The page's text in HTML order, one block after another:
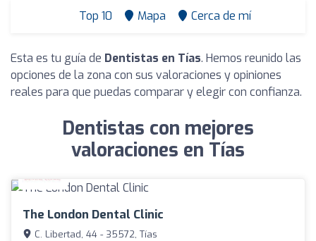
Top 10 Mapa Cerca de mí
Esta es tu guía de Dentistas en Tías. Hemos reunido las
opciones de la zona con sus valoraciones y opiniones
reales para que puedas comparar y elegir con confianza.
Dentistas con mejores
valoraciones en Tías
The London Dental Clinic
C. Libertad, 44 - 35572, Tías